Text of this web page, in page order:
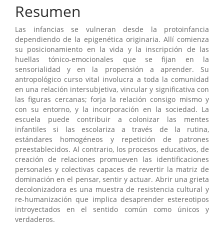
artículo
Resumen
Las infancias se vulneran desde la protoinfancia
dependiendo de la epigenética originaria. Allí comienza
su posicionamiento en la vida y la inscripción de las
huellas tónico-emocionales que se fijan en la
sensorialidad y en la propensión a aprender. Su
antropológico curso vital involucra a toda la comunidad
en una relación intersubjetiva, vincular y significativa con
las figuras cercanas; forja la relación consigo mismo y
con su entorno, y la incorporación en la sociedad. La
escuela puede contribuir a colonizar las mentes
infantiles si las escolariza a través de la rutina,
estándares homogéneos y repetición de patrones
preestablecidos. Al contrario, los procesos educativos, de
creación de relaciones promueven las identificaciones
personales y colectivas capaces de revertir la matriz de
dominación en el pensar, sentir y actuar. Abrir una grieta
decolonizadora es una muestra de resistencia cultural y
re-humanización que implica desaprender estereotipos
introyectados en el sentido común como únicos y
verdaderos.